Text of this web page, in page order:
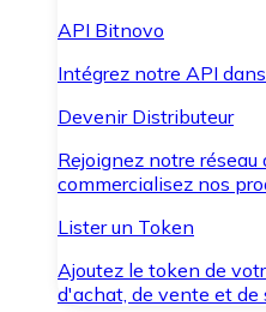
API Bitnovo
Intégrez notre API
Devenir Distributeur
Rejoignez notre
commercialisez nos
Lister un Token
Ajoutez le token de
d'achat, de vente et de